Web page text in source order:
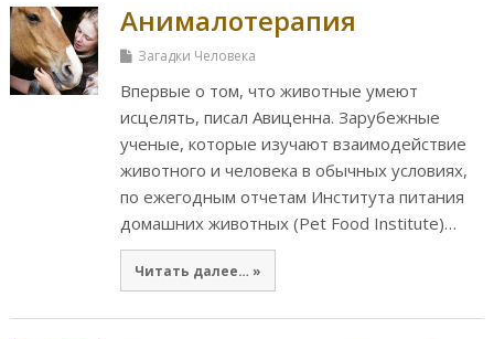
Анималотерапия
Загадки Человека
Впервые о том, что животные умеют
исцелять, писал Авиценна. Зарубежные
ученые, которые изучают взаимодействие
животного и человека в обычных условиях,
по ежегодным отчетам Института питания
домашних животных (Pet Food Institute)…
Читать далее… »